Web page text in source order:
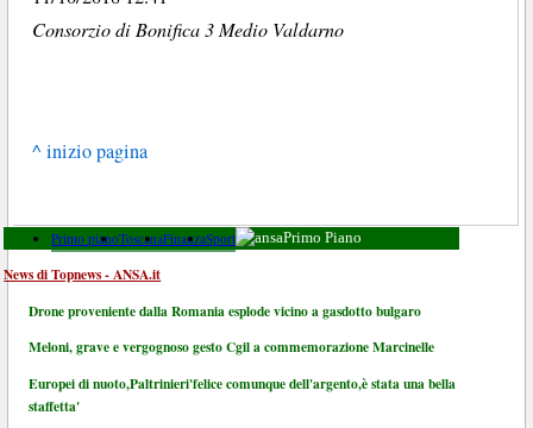
Consorzio di Bonifica 3 Medio Valdarno
^ inizio pagina
Primo pianoToscanaFinanzaSport Primo Piano
News di Topnews - ANSA.it
Drone proveniente dalla Romania esplode vicino a gasdotto bulgaro
Meloni, grave e vergognoso gesto Cgil a commemorazione Marcinelle
Europei di nuoto,Paltrinieri'felice comunque dell'argento,è stata una bella
staffetta'